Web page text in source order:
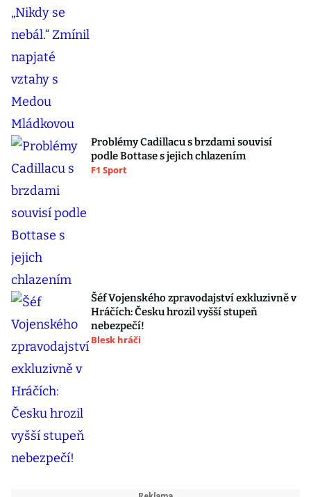
Problémy Cadillacu s brzdami souvisí
podle Bottase s jejich chlazením
F1 Sport
Šéf Vojenského zpravodajství exkluzivně v
Hráčích: Česku hrozil vyšší stupeň
nebezpečí!
Blesk hráči